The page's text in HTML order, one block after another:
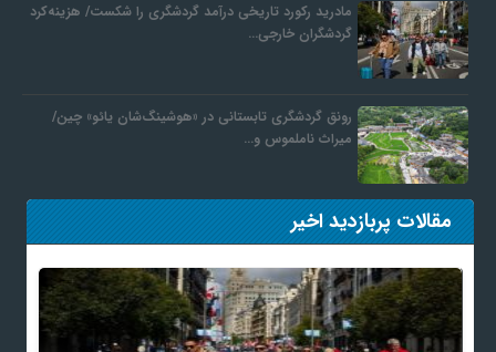
مادرید رکورد تاریخی درآمد گردشگری را شکست/ هزینه‌کرد
گردشگران خارجی…
رونق گردشگری تابستانی در «هوشینگ‌شان یائو» چین/
میراث ناملموس و…
مقالات پربازدید اخیر